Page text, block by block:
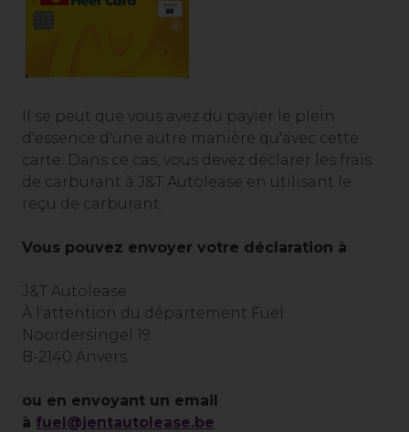
Il se peut que vous avez du payier le plein
d'essence d'une autre manière qu'avec cette
carte. Dans ce cas, vous devez déclarer les frais
de carburant à J&T Autolease en utilisant le
reçu de carburant.
Vous pouvez envoyer votre déclaration à
J&T Autolease
À l'attention du département Fuel
Noordersingel 19
B-2140 Anvers
ou en envoyant un email
à fuel@jentautolease.be